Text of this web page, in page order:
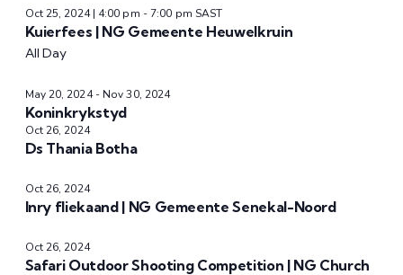
Oct 25, 2024 | 4:00 pm -7:00 pm SAST
Kuierfees | NG Gemeente Heuwelkruin
All Day
May 20, 2024- Nov 30, 2024
Koninkrykstyd
Oct 26, 2024
Ds Thania Botha
Oct 26, 2024
Inry fliekaand | NG Gemeente Senekal-Noord
Oct 26, 2024
Safari Outdoor Shooting Competition | NG Church